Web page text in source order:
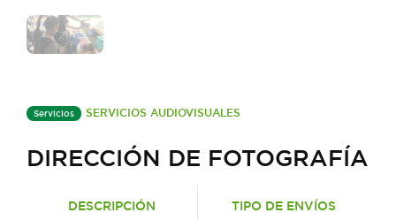
Servicios SERVICIOS AUDIOVISUALES
DIRECCIÓN DE FOTOGRAFÍA
DESCRIPCIÓN TIPO DE ENVÍOS